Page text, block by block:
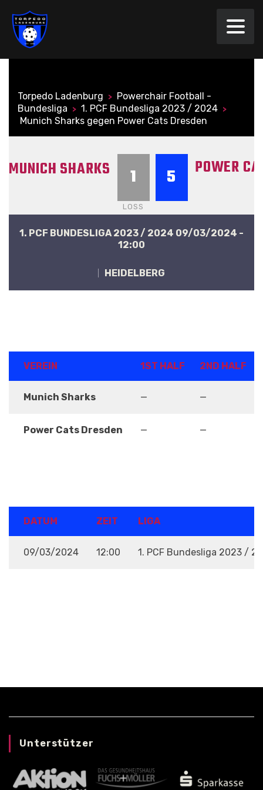
Torpedo Ladenburg > Powerchair Football ­
Bundesliga
> 1. PCF Bundesliga 2023 / 2024 >
Munich Sharks gegen Power Cats Dresden
MUNICH SHARKS 1
LOSS
5 POWER
1. PCF BUNDESLIGA 2023 / 2024 09/03/2024 -
12:00
HEIDELBERG
VEREIN 1ST HALF 2ND HALF
Munich Sharks — —
Power Cats Dresden — —
DATUM ZEIT LIGA
09/03/2024 12:00 1. PCF Bundesliga 2023 /
Unterstützer